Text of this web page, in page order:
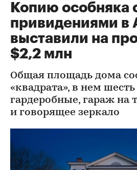
Копию особняка
привидениями в
выставили на
$2,2 млн
Общая площадь дома
«квадрата», в нем шесть
гардеробные, гараж на
и говорящее зеркало